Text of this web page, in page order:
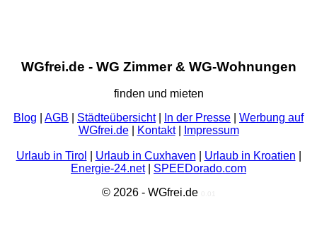
WGfrei.de - WG Zimmer & WG-Wohnungen
finden und mieten
Blog
AGB Städteübersicht| In der Presse
Werbung auf
WGfrei.de| Kontakt| Impressum
Urlaub in Tirol Urlaub in Cuxhaven Urlaub in Kroatien
Energie-24.net| SPEEDorado.com
© 2026 - WGfrei.de